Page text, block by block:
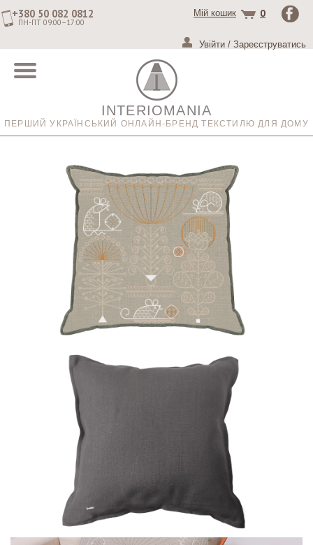
+380 50 082 0812
ПН-ПТ 09:00–17:00
Мій кошик 0
Увійти / Зареєструватись
INTERIOMANIA
ПЕРШИЙ УКРАЇНСЬКИЙ ОНЛАЙН-БРЕНД ТЕКСТИЛЮ ДЛЯ ДОМУ